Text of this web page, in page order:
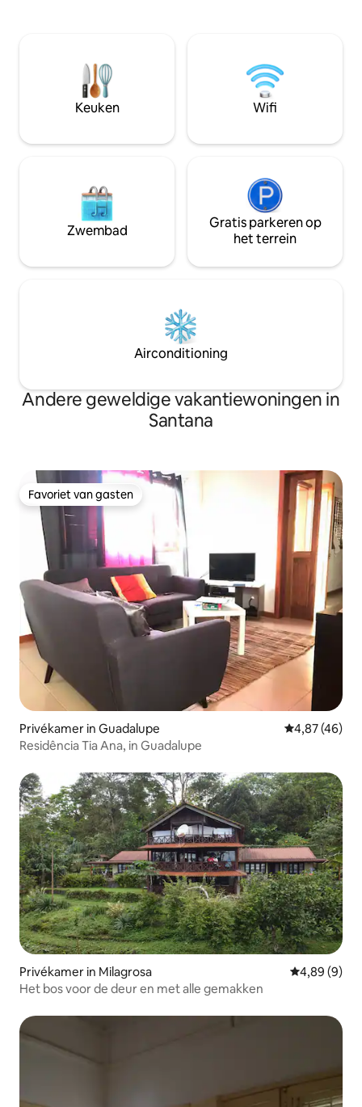
ontbijt in de koffiebar op het terrein.
Internationale luchthaven São Tomé ligt
op 64 km afstand. Je avontuur begint
wanneer je bij ons boekt!
de
per nacht) wordt
gebracht.
Keuken Wifi
Zwembad
Gratis parkeren op
het terrein
Airconditioning
Andere geweldige vakantiewoningen in
Santana
Favoriet van gasten
Favoriet van gasten
Privékamer in Guadalupe Gemiddelde
4,87 (46)
Residência Tia Ana, in Guadalupe
Privékamer in Milagrosa Gemiddelde
4,89 (9)
Het bos voor de deur en met alle gemakken